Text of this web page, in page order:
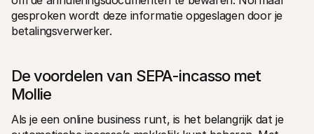
gesproken wordt deze informatie opgeslagen door je
betalingsverwerker.
De voordelen van SEPA-incasso met
Mollie
Als je een online business runt, is het belangrijk dat je